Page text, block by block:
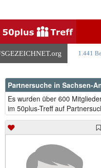
.org 1.441
Partnersuche in Sachsen-
Es wurden über 600
im 50plus-Treff auf